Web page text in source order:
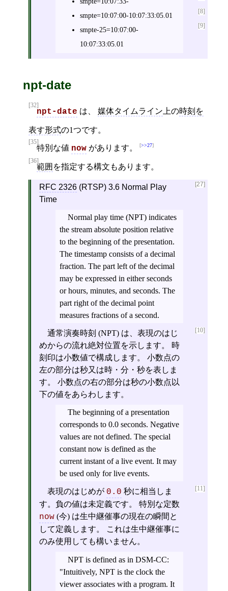
[8]
smpte=10:07:00-10:07:33:05.01
[9]
smpte-25=10:07:00-
10:07:33:05.01
npt-date
[32]
npt-date は、 媒体タイムライン 上の時刻を
表す形式の1つです。
[35]
特別な値 now があります。 >>27
[36]
範囲 を指定する構文もあります。
[27]
RFC 2326(RTSP) 3.6 Normal Play
Time
Normal play time (NPT) indicates
the stream absolute position relative
to the beginning of the presentation.
The timestamp consists of a decimal
fraction. The part left of the decimal
may be expressed in either seconds
or hours, minutes, and seconds. The
part right of the decimal point
measures fractions of a second.
[10]
通常演奏時刻 (NPT) は、表現のはじ
めからの流れ絶対位置を示します。 時
刻印は小数値で構成します。 小数点の
左の部分は秒又は時・分・秒を表しま
す。 小数点の右の部分は秒の小数点以
下の値をあらわします。
The beginning of a presentation
corresponds to 0.0 seconds. Negative
values are not defined. The special
constant now is defined as the
current instant of a live event. It may
be used only for live events.
[11]
表現のはじめが 0.0 秒に相当しま
す。負の値は未定義です。 特別な定数
now(今) は生中継催事の現在の瞬間と
して定義します。 これは生中継催事に
のみ使用しても構いません。
NPT is defined as in DSM-CC:
"Intuitively, NPT is the clock the
viewer associates with a program. It